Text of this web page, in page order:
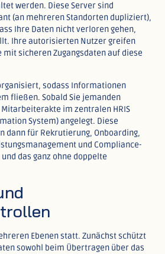
werden. Diese Server sind
(an mehreren Standorten dupliziert),
Ihre Daten nicht verloren gehen,
Ihre autorisierten Nutzer greifen
mit sicheren Zugangsdaten auf diese
sodass Informationen
fließen. Sobald Sie jemanden
im zentralen HRIS
System) angelegt. Diese
dann für Rekrutierung, Onboarding,
und Compliance-
das ganz ohne doppelte
Ebenen statt. Zunächst schützt
sowohl beim Übertragen über das